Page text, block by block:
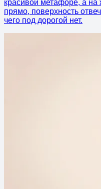
красивой метафоре, а на
прямо, поверхность
чего под дорогой нет.